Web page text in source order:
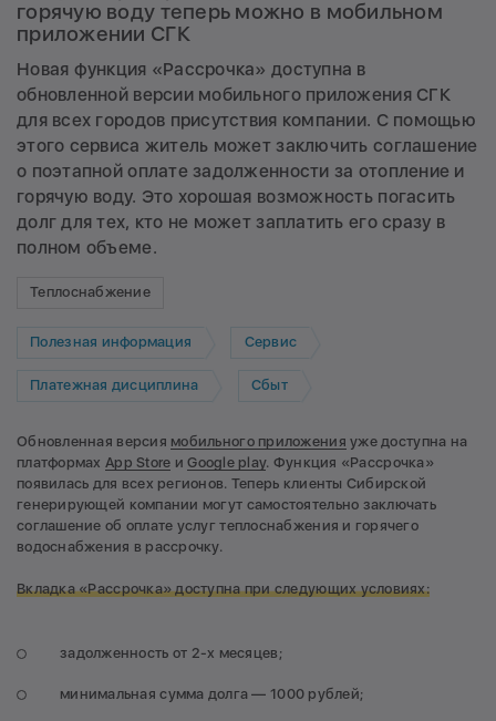
горячую воду теперь можно в мобильном
приложении СГК
Новая функция «Рассрочка» доступна в
обновленной версии мобильного приложения СГК
для всех городов присутствия компании. С помощью
этого сервиса житель может заключить соглашение
о поэтапной оплате задолженности за отопление и
горячую воду. Это хорошая возможность погасить
долг для тех, кто не может заплатить его сразу в
полном объеме.
Теплоснабжение
Полезная информация Сервис
Платежная дисциплина Сбыт
Обновленная версия мобильного приложения уже доступна на
платформах App Store иGoogle play. Функция «Рассрочка»
появилась для всех регионов. Теперь клиенты Сибирской
генерирующей компании могут самостоятельно заключать
соглашение об оплате услуг теплоснабжения и горячего
водоснабжения в рассрочку.
Вкладка «Рассрочка» доступна при следующих условиях:
задолженность от 2-х месяцев;
минимальная сумма долга — 1000 рублей;